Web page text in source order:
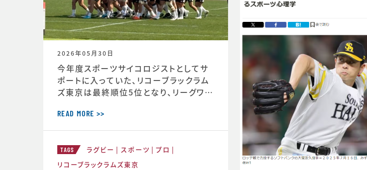
2026年05月30日
今年度スポーツサイコロジストとしてサ
ポートに入っていた、リコーブラックラム
ズ東京は最終順位5位となり、リーグワン
ました。 ◆リーグワン2025-26 ディビジ
ョン1 最終順位5位のお知らせ（リコーブ
ams-tokyo.com/news/informatio
n/2025-2026/20260525a.html
READ MORE >>
TAGS ラグビー スポーツ
プロ
リコーブラックラムズ東京